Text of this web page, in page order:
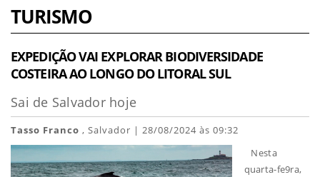
TURISMO
EXPEDIÇÃO VAI EXPLORAR BIODIVERSIDADE
COSTEIRA AO LONGO DO LITORAL SUL
Sai de Salvador hoje
Tasso Franco , Salvador | 28/08/2024 às 09:32
Nesta
quarta-fe9ra,